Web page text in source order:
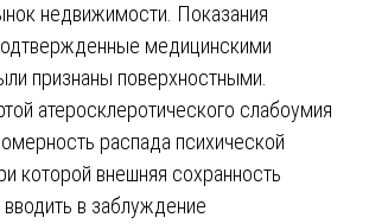
недвижимости. Показания
медицинскими
признаны поверхностными.
атеросклеротического слабоумия
распада психической
которой внешняя сохранность
в заблуждение